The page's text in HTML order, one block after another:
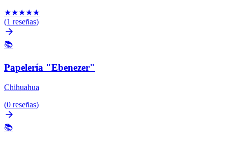
★★★★★
(1 reseñas)
📚
Papelería "Ebenezer"
Chihuahua
(0 reseñas)
📚